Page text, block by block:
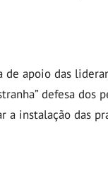
de apoio das
defesa
instalação das